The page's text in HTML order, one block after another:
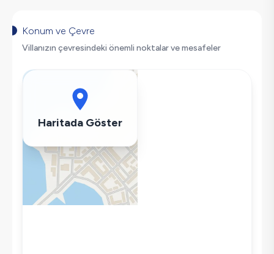
Korunaklı Havuz
Saç Kurutma Makinası
Çamaşır Makinesi
Tost Makinesi
Mikrodalga
Kettle
Korunaklı Havuz
Konum ve Çevre
Villanızın çevresindeki önemli noktalar ve mesafeler
Haritada Göster